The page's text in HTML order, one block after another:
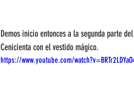
Demos inicio entonces a la segunda parte
Cenicienta con el vestido mágico.
https://www.youtube.com/